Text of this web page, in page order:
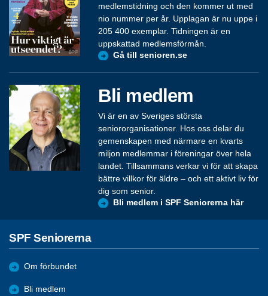
medlemstidning och den kommer ut med
nio nummer per år. Upplagan är nu uppe i
205 400 exemplar. Tidningen är en
uppskattad medlemsförmån.
Gå till senioren.se
Bli medlem
Vi är en av Sveriges största
seniororganisationer. Hos oss delar du
gemenskapen med närmare en kvarts
miljon medlemmar i föreningar över hela
landet. Tillsammans verkar vi för att skapa
bättre villkor för äldre – och ett aktivt liv för
dig som senior.
Bli medlem i SPF Seniorerna här
SPF Seniorerna
Om förbundet
Bli medlem